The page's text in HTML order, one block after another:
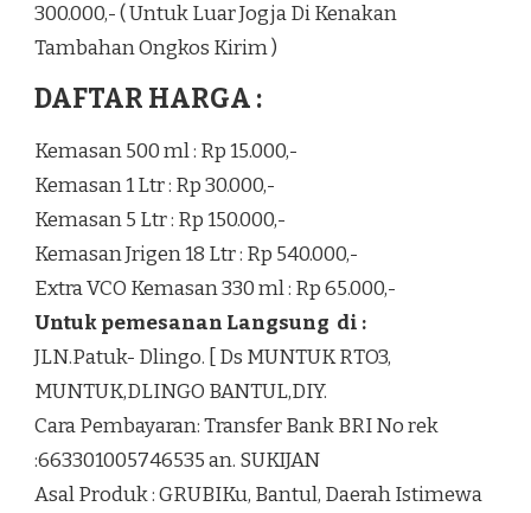
300.000,- ( Untuk Luar Jogja Di Kenakan
Tambahan Ongkos Kirim )
DAFTAR HARGA :
Kemasan 500 ml : Rp 15.000,-
Kemasan 1 Ltr : Rp 30.000,-
Kemasan 5 Ltr : Rp 150.000,-
Kemasan Jrigen 18 Ltr : Rp 540.000,-
Extra VCO Kemasan 330 ml : Rp 65.000,-
Untuk pemesanan Langsung di :
JLN.Patuk- Dlingo. [ Ds MUNTUK RTO3,
MUNTUK,DLINGO BANTUL,DIY.
Cara Pembayaran: Transfer Bank BRI No rek
:663301005746535 an. SUKIJAN
Asal Produk : GRUBIKu, Bantul, Daerah Istimewa